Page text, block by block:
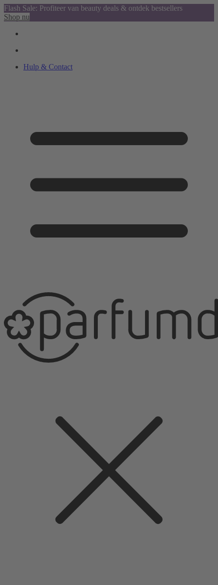
Flash Sale: Profiteer van beauty deals & ontdek bestsellers
Shop nu
Hulp & Contact